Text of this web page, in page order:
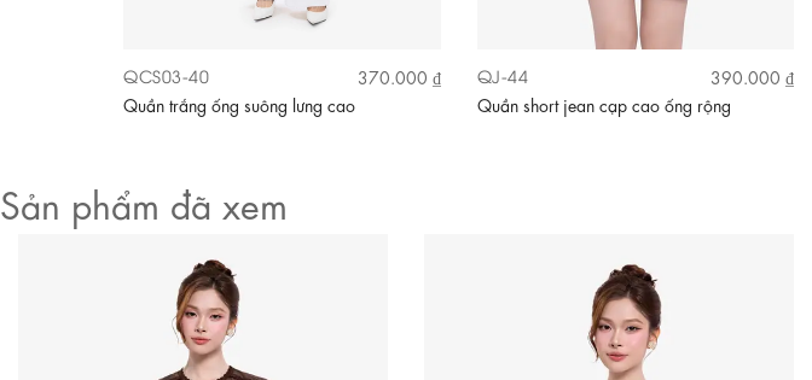
QCS03-40
370.000 ₫
Quần trắng ống suông lưng cao
QJ-44
390.000 ₫
Quần short jean cạp cao ống rộng
Sản phẩm đã xem